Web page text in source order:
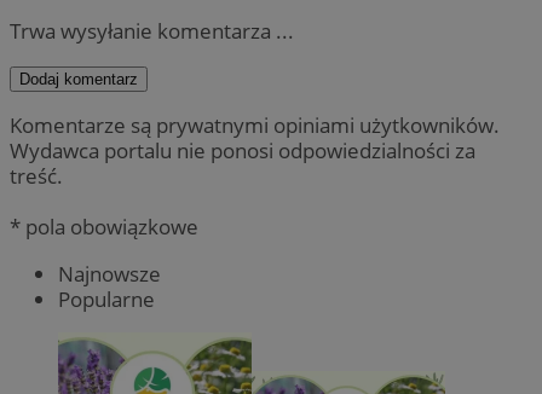
Trwa wysyłanie komentarza ...
Dodaj komentarz
Komentarze są prywatnymi opiniami użytkowników.
Wydawca portalu nie ponosi odpowiedzialności za
treść.
* pola obowiązkowe
Najnowsze
Popularne